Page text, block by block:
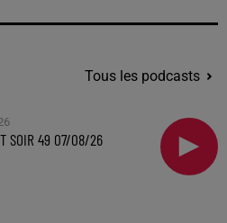
Tous les podcasts
SOIR 49 07/08/26